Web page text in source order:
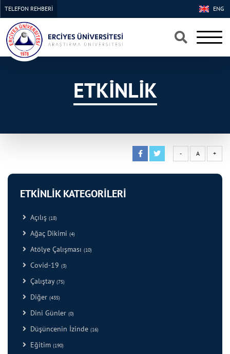
×
×
ENG
TELEFON REHBERİ
ETKİNLİK
- A +
ETKİNLİK KATEGORİLERİ
Açılış (18)
Ağaç Dikimi (4)
Atölye Çalışması (10)
Covid-19 (3)
Çalıştay (75)
Diğer (435)
Dini Günler (0)
Düşüncenin İzinde (16)
Eğitim (190)